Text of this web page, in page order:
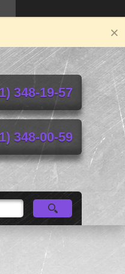
348-19-57
348-00-59